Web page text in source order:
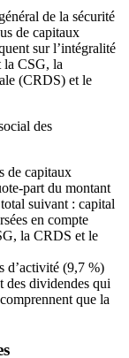
de la sécurité
de capitaux
sur l’intégralité
la CSG, la
(CRDS) et le
des
de capitaux
part du montant
suivant : capital
en compte
la CRDS et le
d’activité (9,7 %)
des dividendes qui
que la